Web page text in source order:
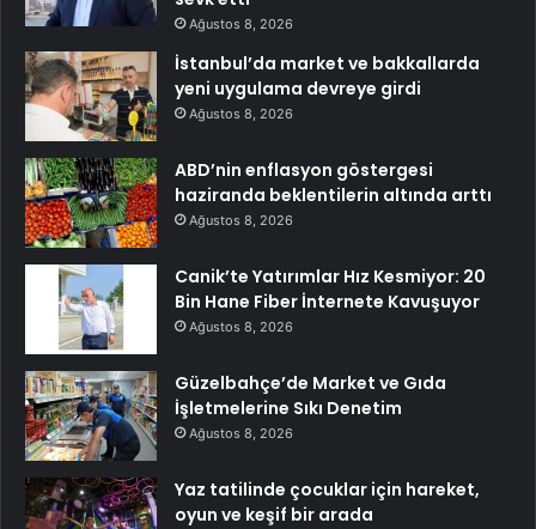
Ağustos 8, 2026
İstanbul’da market ve bakkallarda
yeni uygulama devreye girdi
Ağustos 8, 2026
ABD’nin enflasyon göstergesi
haziranda beklentilerin altında arttı
Ağustos 8, 2026
Canik’te Yatırımlar Hız Kesmiyor: 20
Bin Hane Fiber İnternete Kavuşuyor
Ağustos 8, 2026
Güzelbahçe’de Market ve Gıda
İşletmelerine Sıkı Denetim
Ağustos 8, 2026
Yaz tatilinde çocuklar için hareket,
oyun ve keşif bir arada